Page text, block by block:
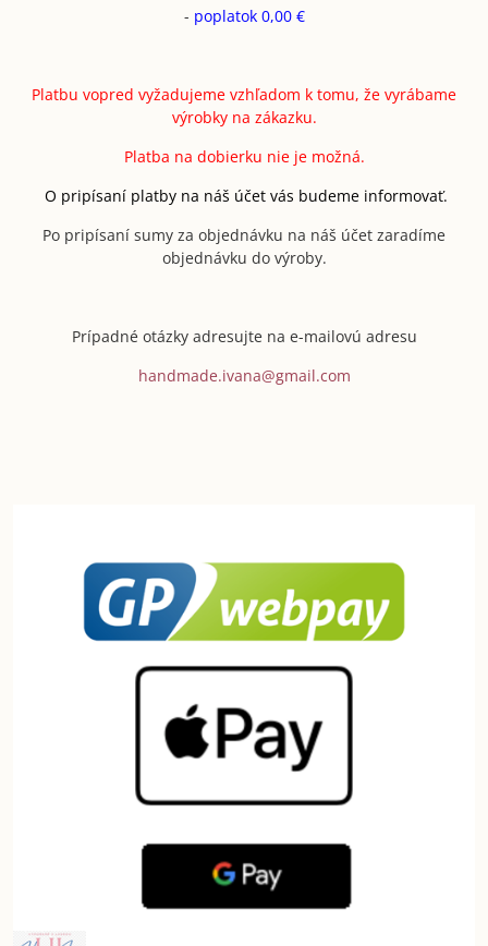
- poplatok 0,00 €
Platbu vopred vyžadujeme vzhľadom k tomu, že vyrábame
výrobky na zákazku.
Platba na dobierku nie je možná.
O pripísaní platby na náš účet vás budeme informovať.
Po pripísaní sumy za objednávku na náš účet zaradíme
objednávku do výroby.
Prípadné otázky adresujte na e-mailovú adresu
handmade.ivana@gmail.com